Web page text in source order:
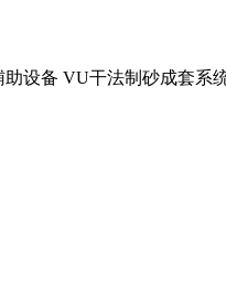
设备 VU干法制砂成套系